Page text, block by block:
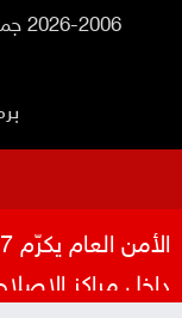
2026-2006 جميع الحقوق محفوظة لموقع السوسنة
داخل مراكز